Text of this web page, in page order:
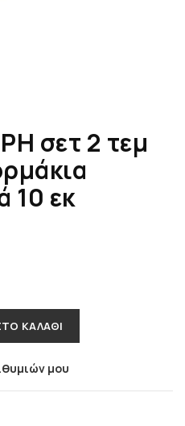
σετ 2 τεμ
10 εκ
ΚΑΛΆΘΙ
μου